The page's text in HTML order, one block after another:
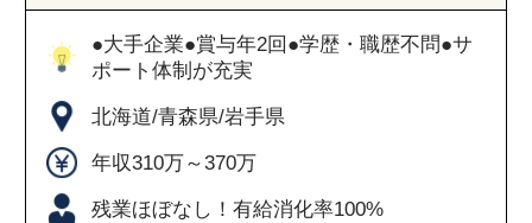
●大手企業●賞与年2回●学歴・職歴不問●サ
ポート体制が充実
北海道/青森県/岩手県
年収310万～370万
残業ほぼなし！有給消化率100%